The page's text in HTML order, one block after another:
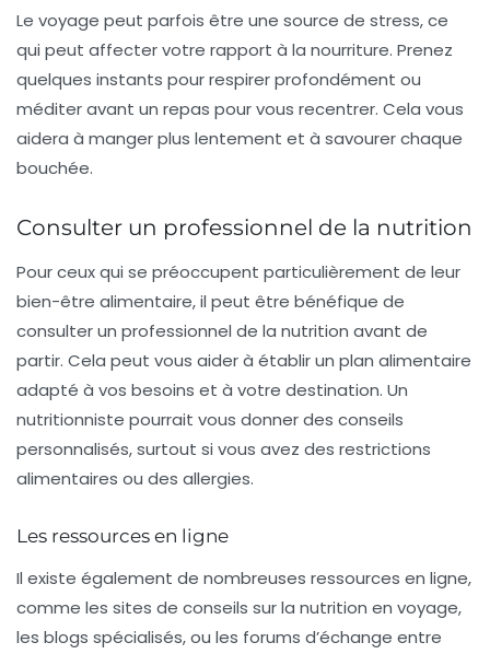
Le voyage peut parfois être une source de stress, ce
qui peut affecter votre rapport à la nourriture. Prenez
quelques instants pour respirer profondément ou
méditer avant un repas pour vous recentrer. Cela vous
aidera à manger plus lentement et à savourer chaque
bouchée.
Consulter un professionnel de la nutrition
Pour ceux qui se préoccupent particulièrement de leur
bien-être alimentaire, il peut être bénéfique de
consulter un professionnel de la nutrition avant de
partir. Cela peut vous aider à établir un plan alimentaire
adapté à vos besoins et à votre destination. Un
nutritionniste pourrait vous donner des conseils
personnalisés, surtout si vous avez des restrictions
alimentaires ou des allergies.
Les ressources en ligne
Il existe également de nombreuses ressources en ligne,
comme les sites de conseils sur la nutrition en voyage,
les blogs spécialisés, ou les forums d’échange entre